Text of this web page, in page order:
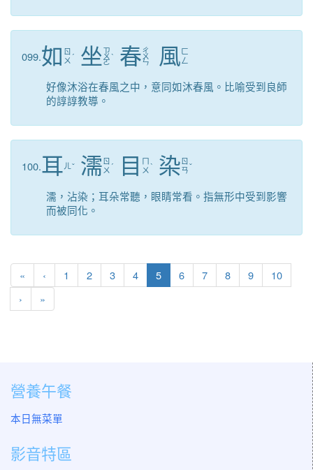
099.如 ㄖ
ㄨ ˊ 坐 ㄗ
ㄨ
ㄛ
ˋ 春ㄔ
ㄨ
ㄣ 風 ㄈ
ㄥ
好像沐浴在春風之中，意同如沐春風。比喻受到良師
的諄諄教導。
100.耳 ㄦ ˇ 濡 ㄖ
ㄨ ˊ 目
ㄇ
ㄨ ˋ 染 ㄖ
ㄢˇ
濡，沾染；耳朵常聽，眼睛常看。指無形中受到影響
而被同化。
« 第一頁
‹ 上一頁
1 2 3 4 5(目前頁次)
6 7 8 9
10
› 下一頁
»
營養午餐
本日無菜單
影音特區